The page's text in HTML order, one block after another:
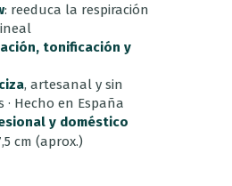
: reeduca la respiración
tonificación y
, artesanal y sin
Hecho en España
y doméstico
cm (aprox.)